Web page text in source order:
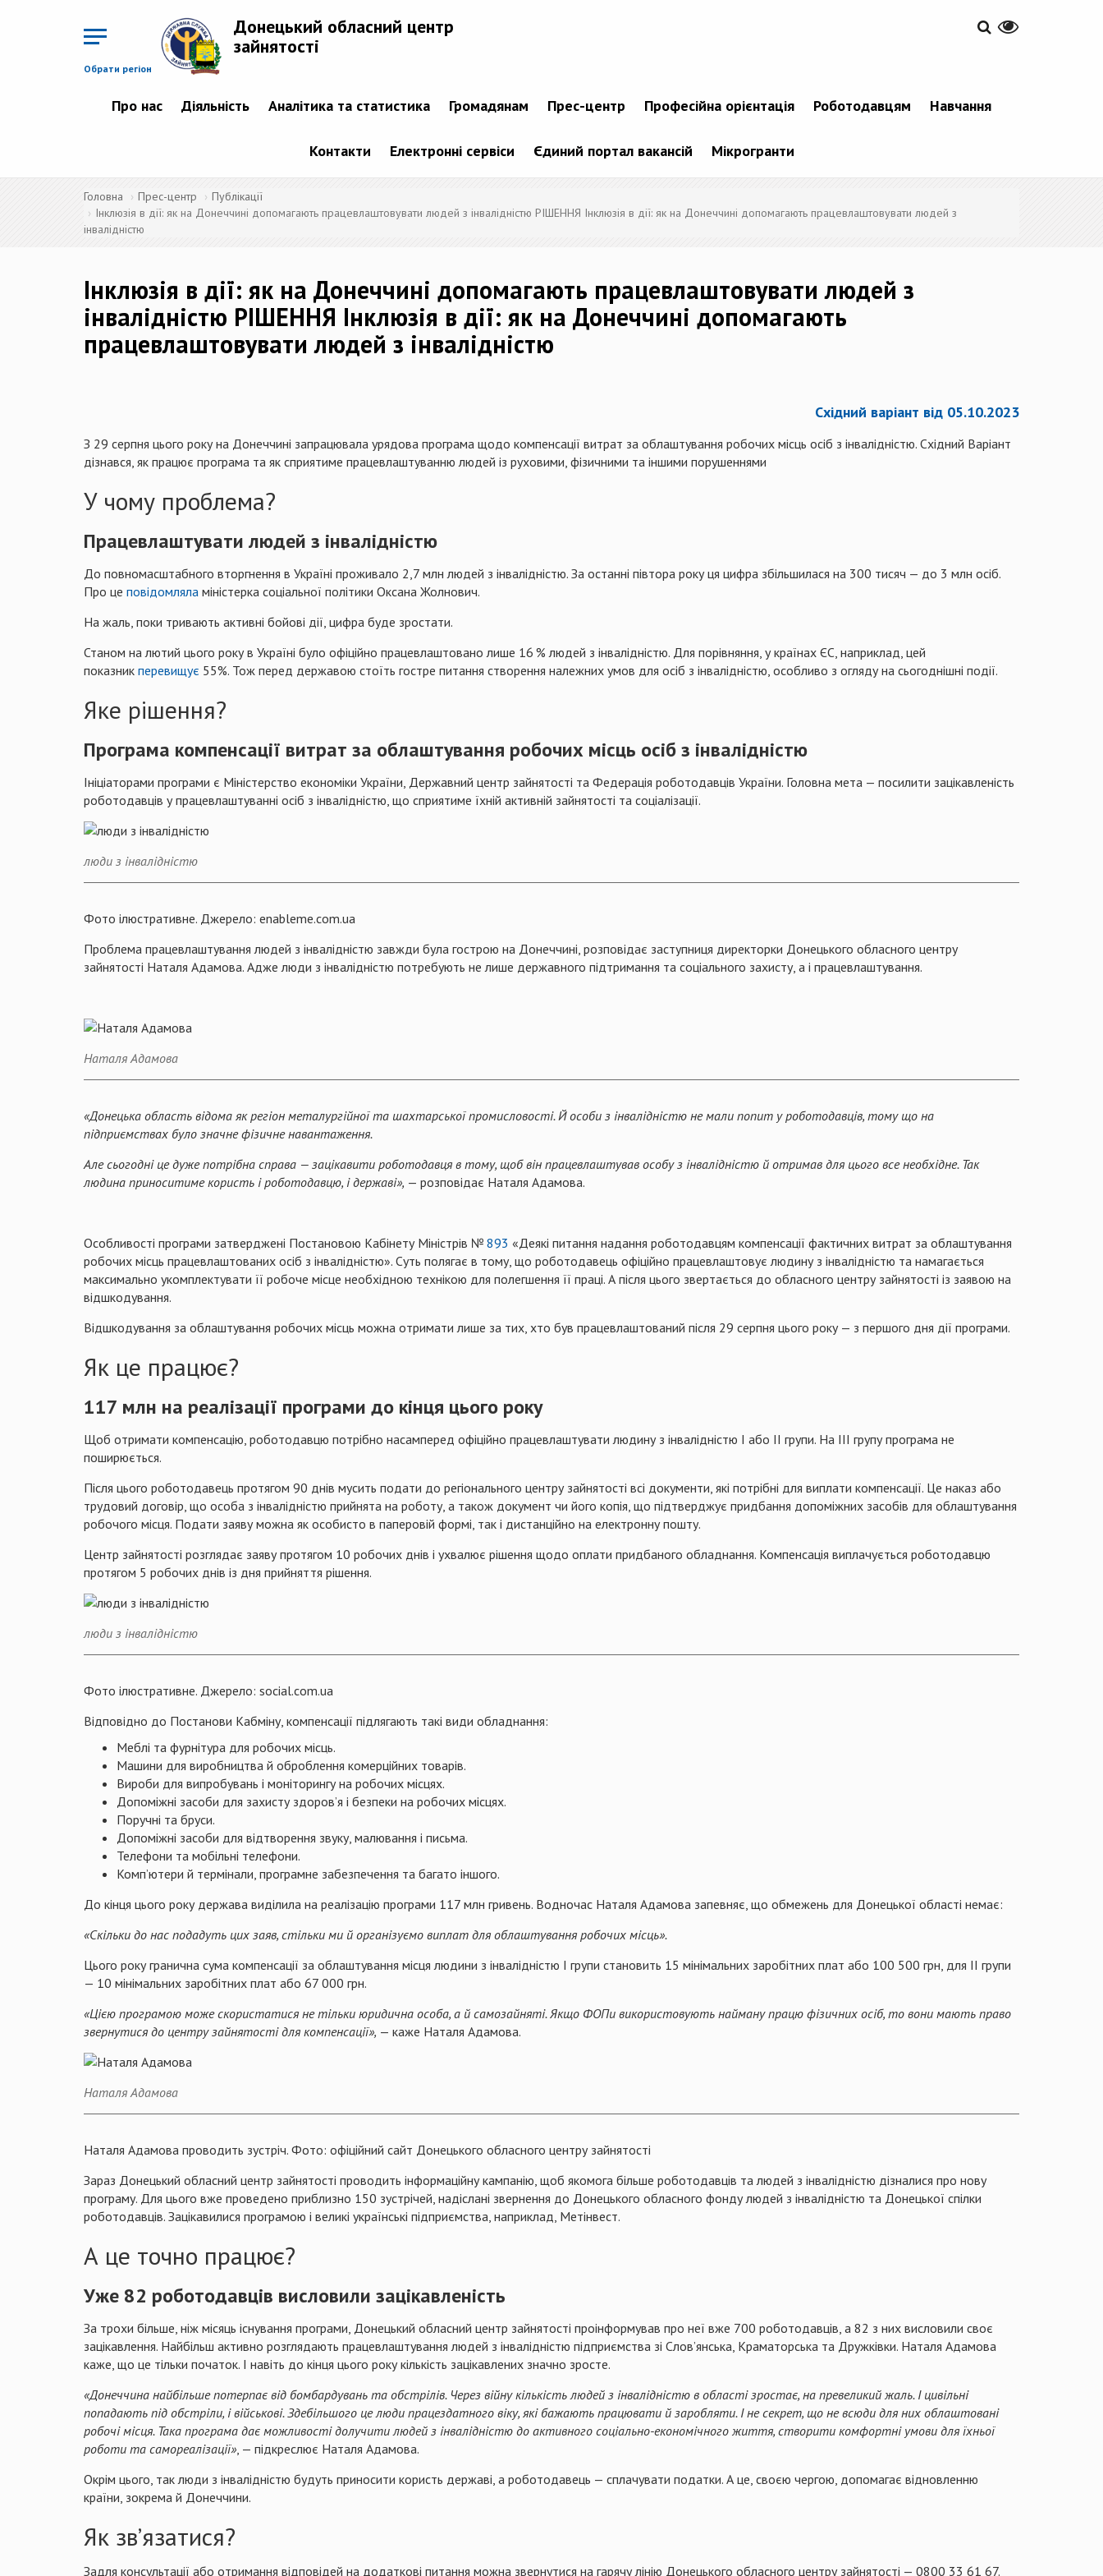
Обрати регіон
Донецький обласний центр
зайнятості
Про нас Діяльність Аналітика та статистика Громадянам Прес-центр Професійна орієнтація Роботодавцям Навчання
Контакти Електронні сервіси Єдиний портал вакансій Мікрогранти
Головна Прес-центр
Публікації
Інклюзія в дії: як на Донеччині допомагають працевлаштовувати людей з інвалідністю РІШЕННЯ Інклюзія в дії: як на Донеччині допомагають працевлаштовувати людей з
інвалідністю
Інклюзія в дії: як на Донеччині допомагають працевлаштовувати людей з
інвалідністю РІШЕННЯ Інклюзія в дії: як на Донеччині допомагають
працевлаштовувати людей з інвалідністю
Східний варіант від 05.10.2023
З 29 серпня цього року на Донеччині запрацювала урядова програма щодо компенсації витрат за облаштування робочих місць осіб з інвалідністю. Східний Варіант
дізнався, як працює програма та як сприятиме працевлаштуванню людей із руховими, фізичними та іншими порушеннями
У чому проблема?
Працевлаштувати людей з інвалідністю
До повномасштабного вторгнення в Україні проживало 2,7 млн людей з інвалідністю. За останні півтора року ця цифра збільшилася на 300 тисяч — до 3 млн осіб.
Про це повідомляла міністерка соціальної політики Оксана Жолнович.
На жаль, поки тривають активні бойові дії, цифра буде зростати.
Станом на лютий цього року в Україні було офіційно працевлаштовано лише 16 % людей з інвалідністю. Для порівняння, у країнах ЄС, наприклад, цей
показник перевищує 55%. Тож перед державою стоїть гостре питання створення належних умов для осіб з інвалідністю, особливо з огляду на сьогоднішні події.
Яке рішення?
Програма компенсації витрат за облаштування робочих місць осіб з інвалідністю
Ініціаторами програми є Міністерство економіки України, Державний центр зайнятості та Федерація роботодавців України. Головна мета — посилити зацікавленість
роботодавців у працевлаштуванні осіб з інвалідністю, що сприятиме їхній активній зайнятості та соціалізації.
люди з інвалідністю
Фото ілюстративне. Джерело: enableme.com.ua
Проблема працевлаштування людей з інвалідністю завжди була гострою на Донеччині, розповідає заступниця директорки Донецького обласного центру
зайнятості Наталя Адамова. Адже люди з інвалідністю потребують не лише державного підтримання та соціального захисту, а і працевлаштування.
Наталя Адамова
«Донецька область відома як регіон металургійної та шахтарської промисловості. Й особи з інвалідністю не мали попит у роботодавців, тому що на
підприємствах було значне фізичне навантаження.
Але сьогодні це дуже потрібна справа — зацікавити роботодавця в тому, щоб він працевлаштував особу з інвалідністю й отримав для цього все необхідне. Так
людина приноситиме користь і роботодавцю, і державі», — розповідає Наталя Адамова.
Особливості програми затверджені Постановою Кабінету Міністрів № 893 «Деякі питання надання роботодавцям компенсації фактичних витрат за облаштування
робочих місць працевлаштованих осіб з інвалідністю». Суть полягає в тому, що роботодавець офіційно працевлаштовує людину з інвалідністю та намагається
максимально укомплектувати її робоче місце необхідною технікою для полегшення її праці. А після цього звертається до обласного центру зайнятості із заявою на
відшкодування.
Відшкодування за облаштування робочих місць можна отримати лише за тих, хто був працевлаштований після 29 серпня цього року — з першого дня дії програми.
Як це працює?
117 млн на реалізації програми до кінця цього року
Щоб отримати компенсацію, роботодавцю потрібно насамперед офіційно працевлаштувати людину з інвалідністю І або II групи. На III групу програма не
поширюється.
Після цього роботодавець протягом 90 днів мусить подати до регіонального центру зайнятості всі документи, які потрібні для виплати компенсації. Це наказ або
трудовий договір, що особа з інвалідністю прийнята на роботу, а також документ чи його копія, що підтверджує придбання допоміжних засобів для облаштування
робочого місця. Подати заяву можна як особисто в паперовій формі, так і дистанційно на електронну пошту.
Центр зайнятості розглядає заяву протягом 10 робочих днів і ухвалює рішення щодо оплати придбаного обладнання. Компенсація виплачується роботодавцю
протягом 5 робочих днів із дня прийняття рішення.
люди з інвалідністю
Фото ілюстративне. Джерело: social.com.ua
Відповідно до Постанови Кабміну, компенсації підлягають такі види обладнання:
Меблі та фурнітура для робочих місць.
Машини для виробництва й оброблення комерційних товарів.
Вироби для випробувань і моніторингу на робочих місцях.
Допоміжні засоби для захисту здоров’я і безпеки на робочих місцях.
Поручні та бруси.
Допоміжні засоби для відтворення звуку, малювання і письма.
Телефони та мобільні телефони.
Комп’ютери й термінали, програмне забезпечення та багато іншого.
До кінця цього року держава виділила на реалізацію програми 117 млн гривень. Водночас Наталя Адамова запевняє, що обмежень для Донецької області немає:
«Скільки до нас подадуть цих заяв, стільки ми й організуємо виплат для облаштування робочих місць».
Цього року гранична сума компенсації за облаштування місця людини з інвалідністю І групи становить 15 мінімальних заробітних плат або 100 500 грн, для II групи
— 10 мінімальних заробітних плат або 67 000 грн.
«Цією програмою може скористатися не тільки юридична особа, а й самозайняті. Якщо ФОПи використовують найману працю фізичних осіб, то вони мають право
звернутися до центру зайнятості для компенсації», — каже Наталя Адамова.
Наталя Адамова
Наталя Адамова проводить зустріч. Фото: офіційний сайт Донецького обласного центру зайнятості
Зараз Донецький обласний центр зайнятості проводить інформаційну кампанію, щоб якомога більше роботодавців та людей з інвалідністю дізналися про нову
програму. Для цього вже проведено приблизно 150 зустрічей, надіслані звернення до Донецького обласного фонду людей з інвалідністю та Донецької спілки
роботодавців. Зацікавилися програмою і великі українські підприємства, наприклад, Метінвест.
А це точно працює?
Уже 82 роботодавців висловили зацікавленість
За трохи більше, ніж місяць існування програми, Донецький обласний центр зайнятості проінформував про неї вже 700 роботодавців, а 82 з них висловили своє
зацікавлення. Найбільш активно розглядають працевлаштування людей з інвалідністю підприємства зі Слов’янська, Краматорська та Дружківки. Наталя Адамова
каже, що це тільки початок. І навіть до кінця цього року кількість зацікавлених значно зросте.
«Донеччина найбільше потерпає від бомбардувань та обстрілів. Через війну кількість людей з інвалідністю в області зростає, на превеликий жаль. І цивільні
попадають під обстріли, і військові. Здебільшого це люди працездатного віку, які бажають працювати й заробляти. І не секрет, що не всюди для них облаштовані
робочі місця. Така програма дає можливості долучити людей з інвалідністю до активного соціально-економічного життя, створити комфортні умови для їхньої
роботи та самореалізації» , — підкреслює Наталя Адамова.
Окрім цього, так люди з інвалідністю будуть приносити користь державі, а роботодавець — сплачувати податки. А це, своєю чергою, допомагає відновленню
країни, зокрема й Донеччини.
Як звʼязатися?
Задля консультації або отримання відповідей на додаткові питання можна звернутися на гарячу лінію Донецького обласного центру зайнятості — 0800 33 61 67.